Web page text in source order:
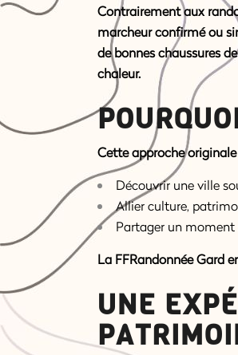
Contrairement aux
marcheur confirmé ou
de bonnes chaussures
chaleur.
Cette approche
Découvrir une ville
Allier culture,
Partager un
La FFRandonnée Gard
UNE